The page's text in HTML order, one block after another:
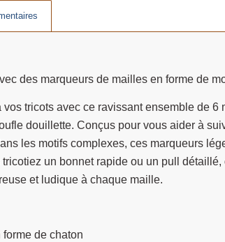
des marqueurs de mailles en forme de
tricots avec ce ravissant ensemble de 6
douillette. Conçus pour vous aider à
les motifs complexes, ces marqueurs
un bonnet rapide ou un pull
et ludique à chaque maille.
de chaton